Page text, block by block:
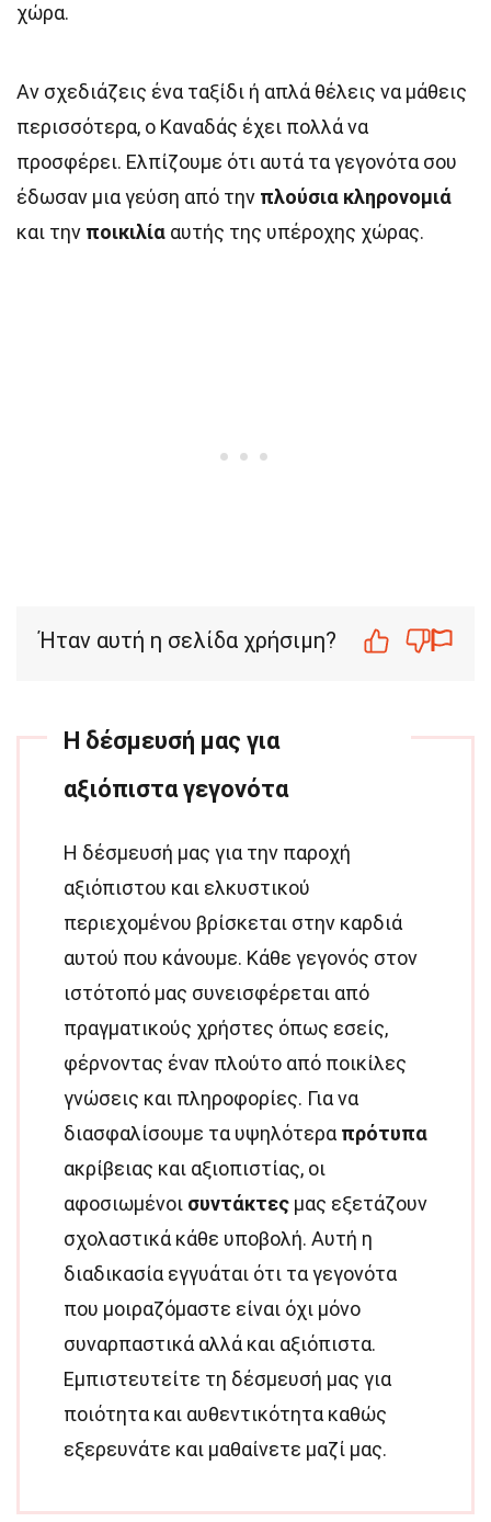
χώρα.
Αν σχεδιάζεις ένα ταξίδι ή απλά θέλεις να μάθεις
περισσότερα, ο Καναδάς έχει πολλά να
προσφέρει. Ελπίζουμε ότι αυτά τα γεγονότα σου
έδωσαν μια γεύση από την πλούσια κληρονομιά
και την ποικιλία αυτής της υπέροχης χώρας.
Ήταν αυτή η σελίδα χρήσιμη?
Η δέσμευσή μας για
αξιόπιστα γεγονότα
Η δέσμευσή μας για την παροχή
αξιόπιστου και ελκυστικού
περιεχομένου βρίσκεται στην καρδιά
αυτού που κάνουμε. Κάθε γεγονός στον
ιστότοπό μας συνεισφέρεται από
πραγματικούς χρήστες όπως εσείς,
φέρνοντας έναν πλούτο από ποικίλες
γνώσεις και πληροφορίες. Για να
διασφαλίσουμε τα υψηλότερα πρότυπα
ακρίβειας και αξιοπιστίας, οι
αφοσιωμένοι συντάκτες μας εξετάζουν
σχολαστικά κάθε υποβολή. Αυτή η
διαδικασία εγγυάται ότι τα γεγονότα
που μοιραζόμαστε είναι όχι μόνο
συναρπαστικά αλλά και αξιόπιστα.
Εμπιστευτείτε τη δέσμευσή μας για
ποιότητα και αυθεντικότητα καθώς
εξερευνάτε και μαθαίνετε μαζί μας.